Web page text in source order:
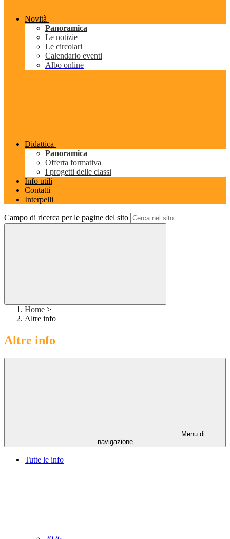
Novità
Panoramica
Le notizie
Le circolari
Calendario eventi
Albo online
Didattica
Panoramica
Offerta formativa
I progetti delle classi
Info utili
Contatti
Interpelli
Campo di ricerca per le pagine del sito
Home >
Altre info
Altre info
Menu di
navigazione
Tutte le info